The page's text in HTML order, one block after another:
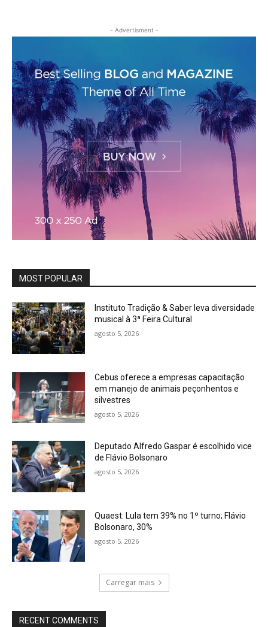
- Advertisment -
MOST POPULAR
Instituto Tradição & Saber leva diversidade
musical à 3ª Feira Cultural
agosto 5, 2026
Cebus oferece a empresas capacitação
em manejo de animais peçonhentos e
silvestres
agosto 5, 2026
Deputado Alfredo Gaspar é escolhido vice
de Flávio Bolsonaro
agosto 5, 2026
Quaest: Lula tem 39% no 1º turno; Flávio
Bolsonaro, 30%
agosto 5, 2026
Carregar mais
RECENT COMMENTS